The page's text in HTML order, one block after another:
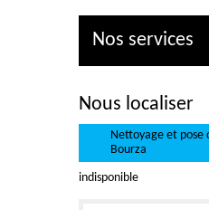
Nos services
Nous localiser
Nettoyage et pose
Bourza
indisponible